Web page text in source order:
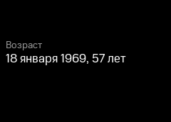
Возраст
18 января 1969, 57 лет